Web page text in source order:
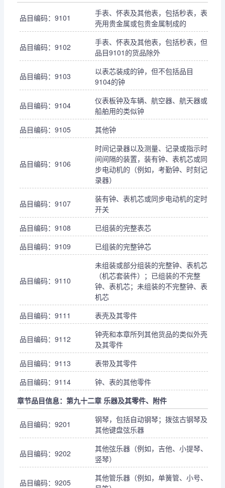
品目编码：9101
手表、怀表及其他表，包括秒表，表
壳用贵金属或包贵金属制成的
品目编码：9102
手表、怀表及其他表，包括秒表，但
品目9101的货品除外
品目编码：9103
以表芯装成的钟，但不包括品目
9104的钟
品目编码：9104
仪表板钟及车辆、航空器、航天器或
船舶用的类似钟
品目编码：9105
其他钟
品目编码：9106
时间记录器以及测量、记录或指示时
间间隔的装置，装有钟、表机芯或同
步电动机的（例如，考勤钟、时刻记
录器）
品目编码：9107
装有钟、表机芯或同步电动机的定时
开关
品目编码：9108
已组装的完整表芯
品目编码：9109
已组装的完整钟芯
品目编码：9110
未组装或部分组装的完整钟、表机芯
（机芯套装件）；已组装的不完整
钟、表机芯；未组装的不完整钟、表
机芯
品目编码：9111
表壳及其零件
品目编码：9112
钟壳和本章所列其他货品的类似外壳
及其零件
品目编码：9113
表带及其零件
品目编码：9114
钟、表的其他零件
章节品目信息：第九十二章 乐器及其零件、附件
品目编码：9201
钢琴，包括自动钢琴；拨弦古钢琴及
其他键盘弦乐器
品目编码：9202
其他弦乐器（例如，吉他、小提琴、
竖琴）
品目编码：9205
其他管乐器（例如，单簧管、小号、